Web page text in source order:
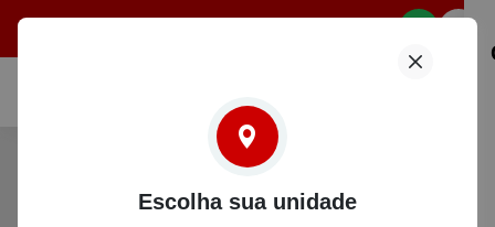
Escolha sua unidade